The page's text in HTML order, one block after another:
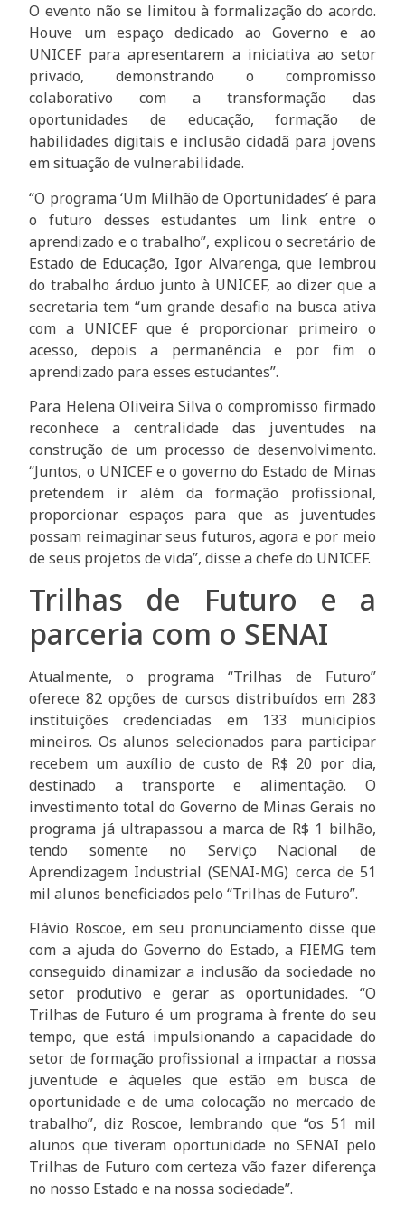
O evento não se limitou à formalização do acordo.
Houve um espaço dedicado ao Governo e ao
UNICEF para apresentarem a iniciativa ao setor
privado, demonstrando o compromisso
colaborativo com a transformação das
oportunidades de educação, formação de
habilidades digitais e inclusão cidadã para jovens
em situação de vulnerabilidade.
“O programa ‘Um Milhão de Oportunidades’ é para
o futuro desses estudantes um link entre o
aprendizado e o trabalho”, explicou o secretário de
Estado de Educação, Igor Alvarenga, que lembrou
do trabalho árduo junto à UNICEF, ao dizer que a
secretaria tem “um grande desafio na busca ativa
com a UNICEF que é proporcionar primeiro o
acesso, depois a permanência e por fim o
aprendizado para esses estudantes”.
Para Helena Oliveira Silva o compromisso firmado
reconhece a centralidade das juventudes na
construção de um processo de desenvolvimento.
“Juntos, o UNICEF e o governo do Estado de Minas
pretendem ir além da formação profissional,
proporcionar espaços para que as juventudes
possam reimaginar seus futuros, agora e por meio
de seus projetos de vida”, disse a chefe do UNICEF.
Trilhas de Futuro e a
parceria com o SENAI
Atualmente, o programa “Trilhas de Futuro”
oferece 82 opções de cursos distribuídos em 283
instituições credenciadas em 133 municípios
mineiros. Os alunos selecionados para participar
recebem um auxílio de custo de R$ 20 por dia,
destinado a transporte e alimentação. O
investimento total do Governo de Minas Gerais no
programa já ultrapassou a marca de R$ 1 bilhão,
tendo somente no Serviço Nacional de
Aprendizagem Industrial (SENAI-MG) cerca de 51
mil alunos beneficiados pelo “Trilhas de Futuro”.
Flávio Roscoe, em seu pronunciamento disse que
com a ajuda do Governo do Estado, a FIEMG tem
conseguido dinamizar a inclusão da sociedade no
setor produtivo e gerar as oportunidades. “O
Trilhas de Futuro é um programa à frente do seu
tempo, que está impulsionando a capacidade do
setor de formação profissional a impactar a nossa
juventude e àqueles que estão em busca de
oportunidade e de uma colocação no mercado de
trabalho”, diz Roscoe, lembrando que “os 51 mil
alunos que tiveram oportunidade no SENAI pelo
Trilhas de Futuro com certeza vão fazer diferença
no nosso Estado e na nossa sociedade”.